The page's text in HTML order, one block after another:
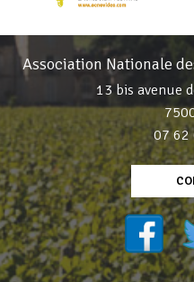
Association Nationale
13 bis avenue
07 62